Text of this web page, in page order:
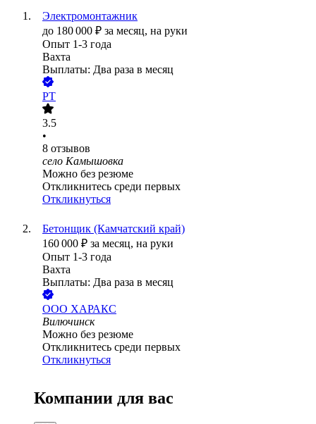
Электромонтажник
до 180 000 ₽ за месяц, на руки
Опыт 1-3 года
Вахта
Выплаты: Два раза в месяц
РТ
3.5
•
8 отзывов
село Камышовка
Можно без резюме
Откликнитесь среди первых
Откликнуться
Бетонщик (Камчатский край)
160 000 ₽ за месяц, на руки
Опыт 1-3 года
Вахта
Выплаты: Два раза в месяц
ООО ХАРАКС
Вилючинск
Можно без резюме
Откликнитесь среди первых
Откликнуться
Компании для вас